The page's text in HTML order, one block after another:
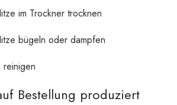
im Trockner trocknen
bügeln oder dampfen
reinigen
Bestellung produziert